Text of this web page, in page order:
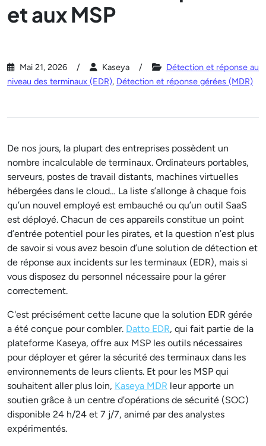
et aux MSP
Mai 21, 2026 Kaseya
Détection et réponse au
niveau des terminaux (EDR), Détection et réponse gérées (MDR)
De nos jours, la plupart des entreprises possèdent un
nombre incalculable de terminaux. Ordinateurs portables,
serveurs, postes de travail distants, machines virtuelles
hébergées dans le cloud… La liste s’allonge à chaque fois
qu’un nouvel employé est embauché ou qu’un outil SaaS
est déployé. Chacun de ces appareils constitue un point
d’entrée potentiel pour les pirates, et la question n’est plus
de savoir si vous avez besoin d’une solution de détection et
de réponse aux incidents sur les terminaux (EDR), mais si
vous disposez du personnel nécessaire pour la gérer
correctement.
C'est précisément cette lacune que la solution EDR gérée
a été conçue pour combler. Datto EDR, qui fait partie de la
plateforme Kaseya, offre aux MSP les outils nécessaires
pour déployer et gérer la sécurité des terminaux dans les
environnements de leurs clients. Et pour les MSP qui
souhaitent aller plus loin, Kaseya MDR leur apporte un
soutien grâce à un centre d'opérations de sécurité (SOC)
disponible 24 h/24 et 7 j/7, animé par des analystes
expérimentés.